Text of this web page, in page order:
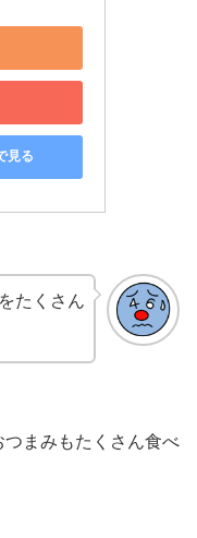
見る
たくさん
まみもたくさん食べ